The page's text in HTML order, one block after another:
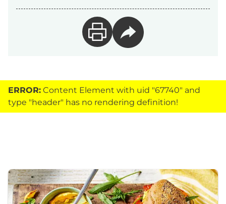
ERROR: Content Element with uid "67740" and
type "header" has no rendering definition!